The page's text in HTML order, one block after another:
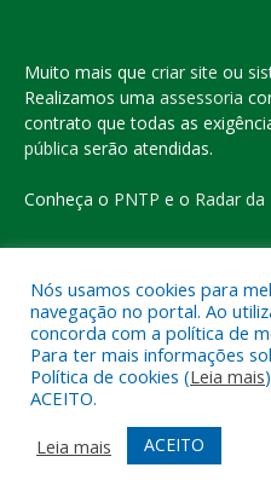
Muito mais que criar site ou
Realizamos uma assessoria
contrato que todas as
pública serão atendidas.
Conheça o PNTP e o Radar
Todos os direitos reservados a
do
Mapa do Site
Acessar
Nós usamos cookies para
navegação no portal. Ao
concorda com a política de
Para ter mais informações
Política de cookies (Leia mais
ACEITO.
Leia mais
ACEITO